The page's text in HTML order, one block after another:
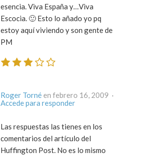
esencia. Viva España y…Viva
Escocia. 🙂 Esto lo añado yo pq
estoy aquí viviendo y son gente de
PM
Roger Torné
en febrero 16, 2009 ·
Accede para responder
Las respuestas las tienes en los
comentarios del artículo del
Huffington Post. No es lo mismo